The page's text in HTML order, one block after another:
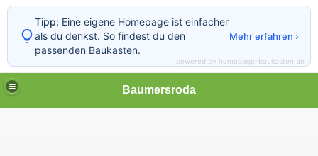
Baumersroda
Tipp: Eine eigene Homepage ist einfacher
als du denkst. So findest du den
passenden Baukasten.
Mehr erfahren ›
powered by homepage-baukasten.de